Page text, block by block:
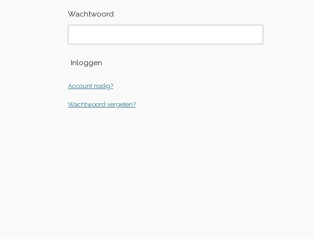
Wachtwoord
Inloggen
Account nodig?
Wachtwoord vergeten?